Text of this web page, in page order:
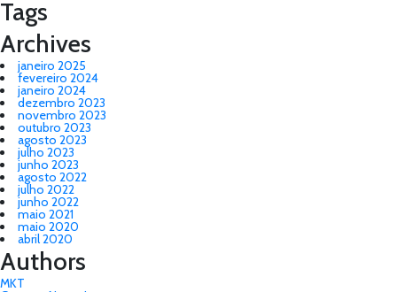
Tags
Archives
janeiro 2025
fevereiro 2024
janeiro 2024
dezembro 2023
novembro 2023
outubro 2023
agosto 2023
julho 2023
junho 2023
agosto 2022
julho 2022
junho 2022
maio 2021
maio 2020
abril 2020
Authors
MKT